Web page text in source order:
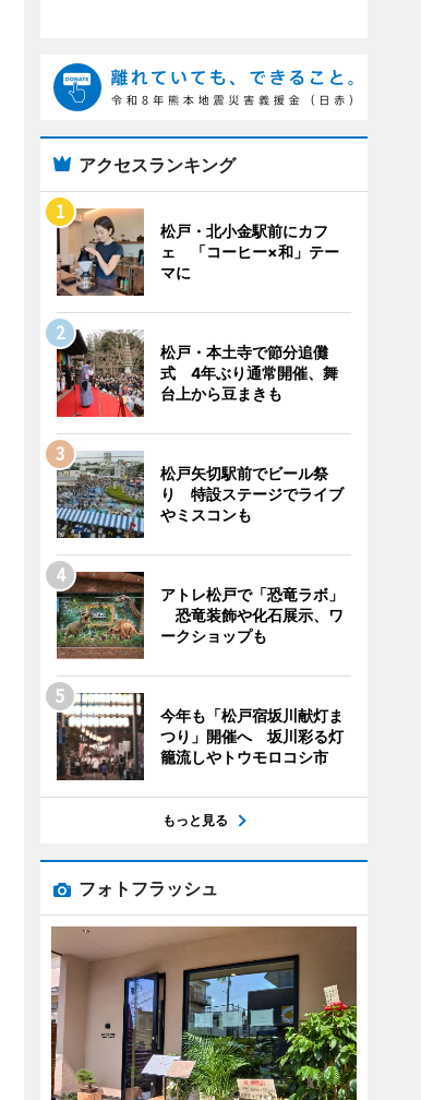
アクセスランキング
松戸・北小金駅前にカフ
ェ 「コーヒー×和」テー
マに
松戸・本土寺で節分追儺
式 4年ぶり通常開催、舞
台上から豆まきも
松戸矢切駅前でビール祭
り 特設ステージでライブ
やミスコンも
アトレ松戸で「恐竜ラボ」
恐竜装飾や化石展示、ワ
ークショップも
今年も「松戸宿坂川献灯ま
つり」開催へ 坂川彩る灯
籠流しやトウモロコシ市
もっと見る
フォトフラッシュ